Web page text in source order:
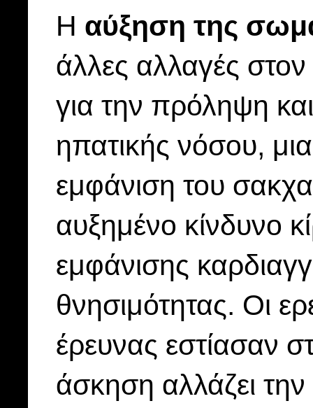
Η αύξηση της
άλλες αλλαγές
για την πρόληψη
ηπατικής νόσου,
εμφάνιση του
αυξημένο κίνδυνο
εμφάνισης
θνησιμότητας. Οι
έρευνας εστίασαν
άσκηση αλλάζει